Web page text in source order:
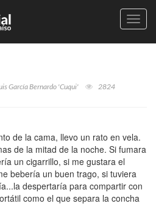
García Bernardo 'Cuqui' 2824
de la cama, llevo un rato en vela.
de la mitad de la noche. Si fumara
un cigarrillo, si me gustara el
bebería un buen trago, si tuviera
despertaría para compartir con
como el que separa la concha